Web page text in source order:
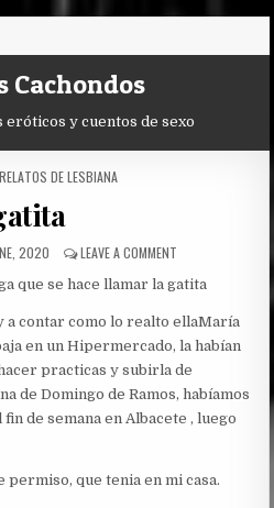
Cachondos
y cuentos de sexo
RELATOS DE LESBIANA
2020 LEAVE A COMMENTON
que se hace llamar la gatita
a contar como lo realto ellaMaría
en un Hipermercado, la habían
practicas y subirla de
de Domingo de Ramos, habíamos
de semana en Albacete , luego
permiso, que tenia en mi casa.